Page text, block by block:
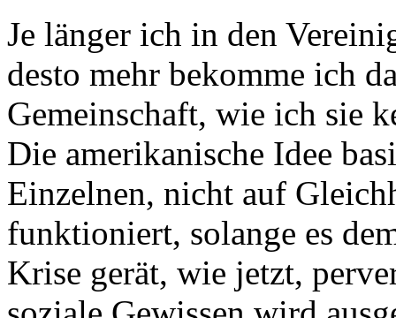
Je länger ich in den
desto mehr bekomme ich
Gemeinschaft, wie ich sie
Die amerikanische Idee
Einzelnen, nicht auf
funktioniert, solange es
Krise gerät, wie jetzt,